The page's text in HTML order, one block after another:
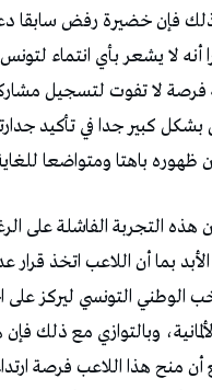
ذلك فإن خضيرة رفض سابقا
أنه لا يشعر بأي انتماء
فرصة لا تفوت لتسجيل
كبير جدا في تأكيد
ظهوره باهتا ومتواضعا
هذه التجربة الفاشلة على
بما أن اللاعب اتخذ
الوطني التونسي ليركز على
وبالتوازي مع ذلك
منح هذا اللاعب فرصة